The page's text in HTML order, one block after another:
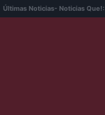
Últimas Noticias- Noticias Que!: